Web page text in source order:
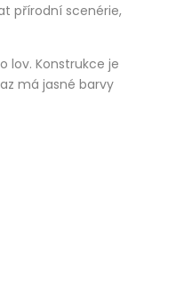
přírodní scenérie,
lov. Konstrukce je
má jasné barvy